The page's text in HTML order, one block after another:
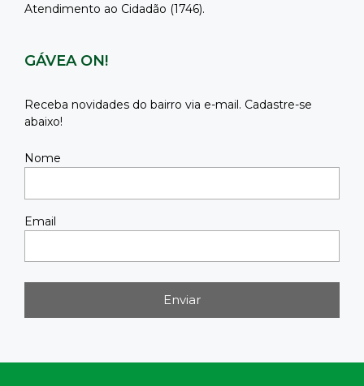
Atendimento ao Cidadão (1746).
GÁVEA ON!
Receba novidades do bairro via e-mail. Cadastre-se
abaixo!
Nome
Email
Enviar